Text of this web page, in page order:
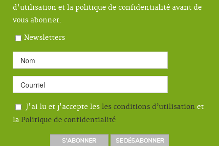
d'utilisation et la politique de confidentialité avant de
vous abonner.
Newsletters
J'ai lu et j'accepte les les conditions d’utilisation et
la Politique de confidentialité